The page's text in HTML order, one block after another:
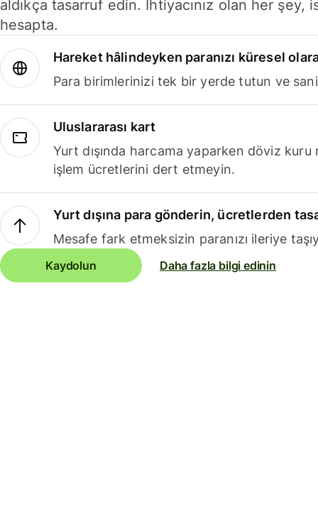
aldıkça tasarruf edin. İhtiyacınız olan her
hesapta.
Hareket hâlindeyken paranızı küresel
Para birimlerinizi tek bir yerde tutun ve
Uluslararası kart
Yurt dışında harcama yaparken döviz kuru
işlem ücretlerini dert etmeyin.
Yurt dışına para gönderin, ücretlerden
Mesafe fark etmeksizin paranızı ileriye
Kaydolun Daha fazla bilgi edinin